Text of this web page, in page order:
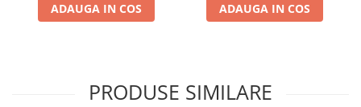
ADAUGA IN COS ADAUGA IN COS
PRODUSE SIMILARE